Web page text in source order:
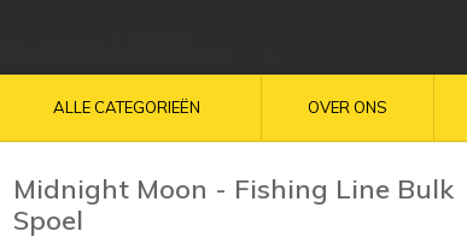
ALLE CATEGORIEËN OVER ONS
Midnight Moon - Fishing Line Bulk
Spoel